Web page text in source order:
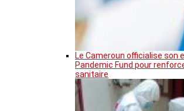
Le Cameroun officialise son
Pandemic Fund pour
sanitaire